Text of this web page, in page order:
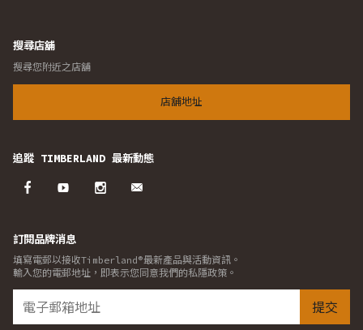
搜尋店舖
搜尋您附近之店舖
店舖地址
追蹤 TIMBERLAND 最新動態
訂閱品牌消息
填寫電郵以接收Timberland®最新產品與活動資訊。
輸入您的電郵地址，即表示您同意我們的私隱政策。
提交